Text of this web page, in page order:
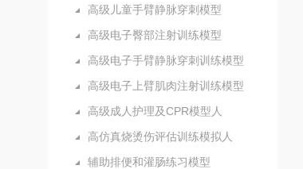
高级儿童手臂静脉穿刺模型
高级电子臀部注射训练模型
高级电子手臂静脉穿刺训练模型
高级电子上臂肌肉注射训练模型
高级成人护理及CPR模型人
高仿真烧烫伤评估训练模拟人
辅助排便和灌肠练习模型